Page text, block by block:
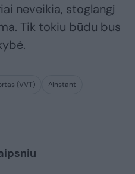
neveikia, stoglangį
Tik tokiu būdu bus
(VVT)
^Instant